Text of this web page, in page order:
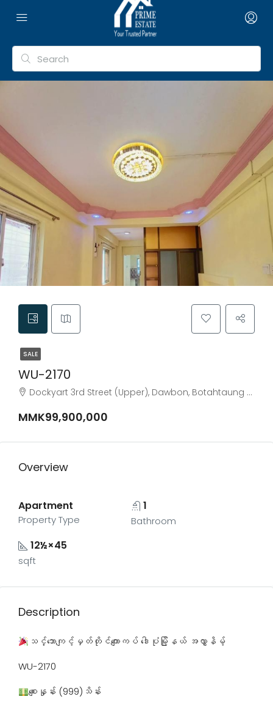
SALE
WU-2170
Dockyart 3rd Street (Upper), Dawbon, Botahtaung District, Yangon City, Yangon, 11321, Myanmar
MMK99,900,000
Overview
Apartment
Property Type
1
Bathroom
12½×45
sqft
Description
သင်္ဘောကျင့်မှတ်တိုင်​ကျောကပ် ဒေါပုံမြို့နယ် အလွှာနိမ့်
WU-2170
စျေးနှုန်း (999)သိန်း